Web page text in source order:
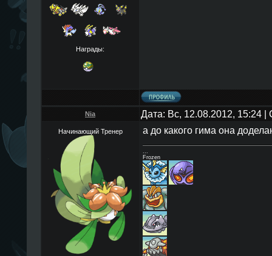
Награды:
Nia Дата: Вс, 12.08.2012, 15:24
Начинающий Тренер а до какого гима она
...
Frozen